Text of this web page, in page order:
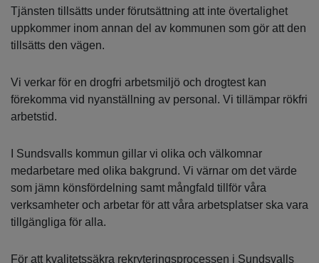
Tjänsten tillsätts under förutsättning att inte övertalighet
uppkommer inom annan del av kommunen som gör att den
tillsätts den vägen.
Vi verkar för en drogfri arbetsmiljö och drogtest kan
förekomma vid nyanställning av personal. Vi tillämpar rökfri
arbetstid.
I Sundsvalls kommun gillar vi olika och välkomnar
medarbetare med olika bakgrund. Vi värnar om det värde
som jämn könsfördelning samt mångfald tillför våra
verksamheter och arbetar för att våra arbetsplatser ska vara
tillgängliga för alla.
För att kvalitetssäkra rekryteringsprocessen i Sundsvalls